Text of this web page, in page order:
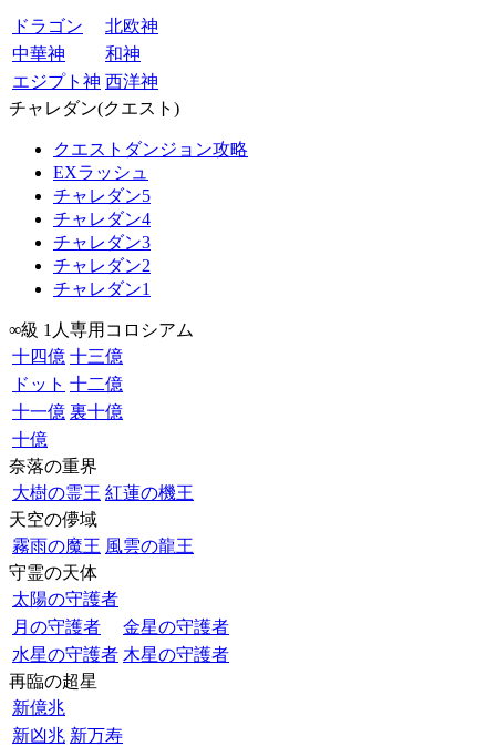
ドラゴン
北欧神
中華神
和神
エジプト神 西洋神
チャレダン(クエスト)
クエストダンジョン攻略
EXラッシュ
チャレダン5
チャレダン4
チャレダン3
チャレダン2
チャレダン1
∞級 1人専用コロシアム
十四億 十三億
ドット 十二億
十一億 裏十億
十億
奈落の重界
大樹の霊王 紅蓮の機王
天空の儚域
霧雨の魔王 風雲の龍王
守霊の天体
太陽の守護者
月の守護者
金星の守護者
水星の守護者 木星の守護者
再臨の超星
新億兆
新凶兆 新万寿